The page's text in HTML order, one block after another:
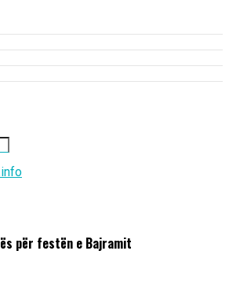
për festën e Bajramit